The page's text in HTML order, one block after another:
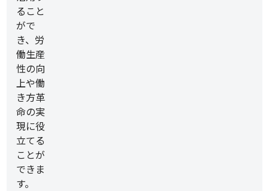
ること
がで
き、労
働生産
性の向
上や働
き方革
命の実
現に役
立てる
ことが
できま
す。